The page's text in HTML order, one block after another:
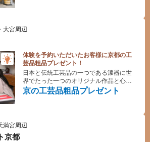
大宮周辺
体験を予約いただいたお客様に京都の工
芸品粗品プレゼント！
京の工芸品粗品プレゼント
日本と伝統工芸品の一つである漆器に世
界でたった一つのオリジナル作品と心に
残る思い出を創りをお楽しみください。
満宮周辺
京都